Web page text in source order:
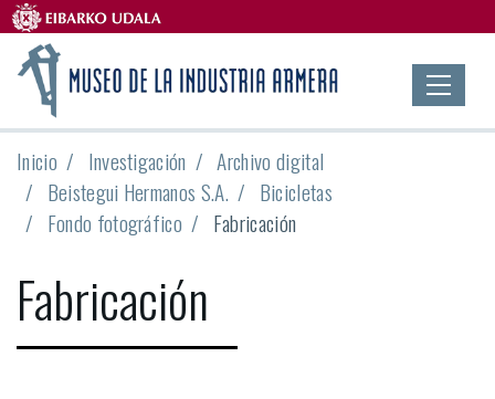
Inicio Investigación
Archivo digital
Beistegui Hermanos S.A.
Bicicletas
Fondo fotográfico
Fabricación
Fabricación